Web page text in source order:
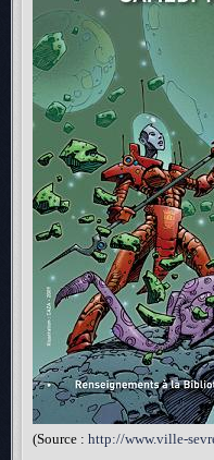
(Source : http://www.ville-